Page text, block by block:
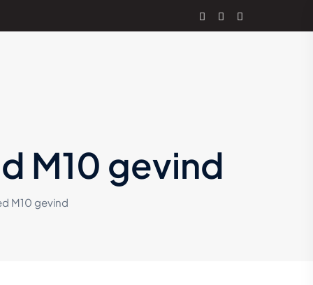
M10 gevind
M10 gevind